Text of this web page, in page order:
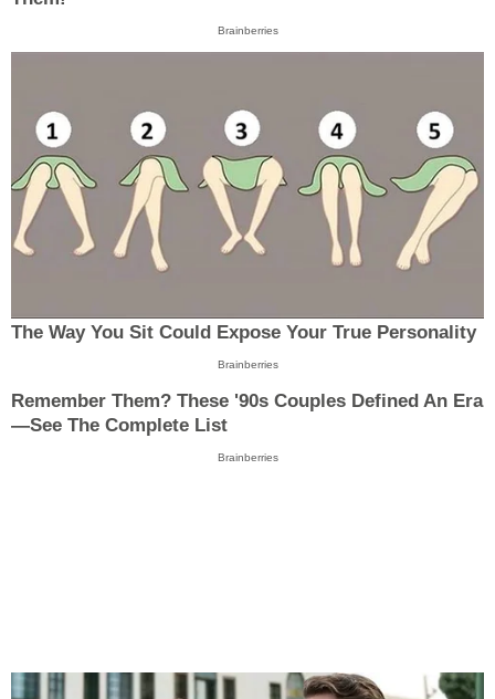
Brainberries
The Way You Sit Could Expose Your True Personality
Brainberries
Remember Them? These '90s Couples Defined An Era
—See The Complete List
Brainberries